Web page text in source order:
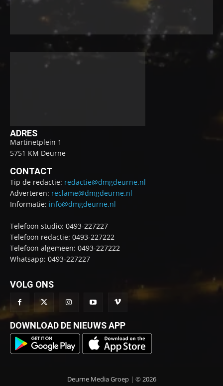
ADRES
Martinetplein 1
5751 KM Deurne
CONTACT
Tip de redactie: redactie@dmgdeurne.nl
Adverteren: reclame@dmgdeurne.nl
Informatie: info@dmgdeurne.nl
Telefoon studio: 0493-227227
Telefoon redactie: 0493-227222
Telefoon algemeen: 0493-227222
Whatsapp: 0493-227227
VOLG ONS
DOWNLOAD DE NIEUWS APP
Deurne Media Groep | © 2026